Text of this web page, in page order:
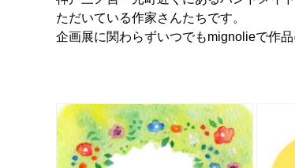
ただいている作家さんたちです。
企画展に関わらずいつでもmignolieで作